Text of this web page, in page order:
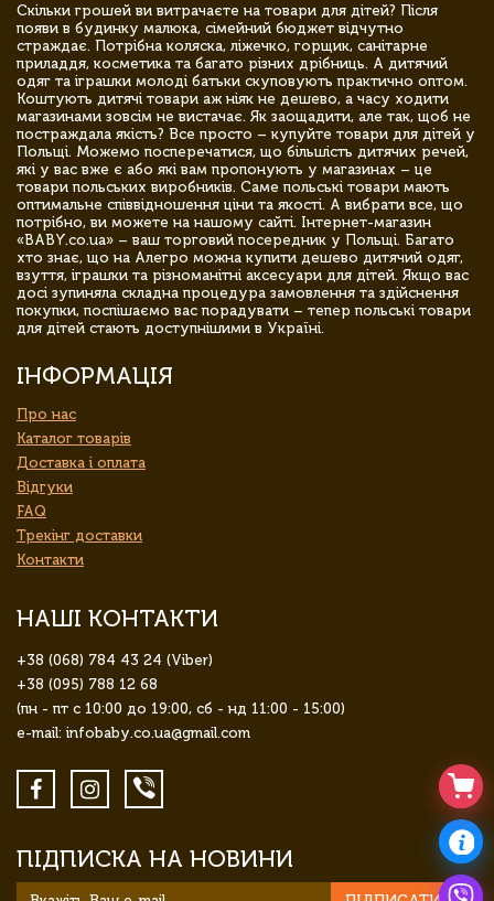
Скільки грошей ви витрачаєте на товари для дітей? Після
появи в будинку малюка, сімейний бюджет відчутно
страждає. Потрібна коляска, ліжечко, горщик, санітарне
приладдя, косметика та багато різних дрібниць. А дитячий
одяг та іграшки молоді батьки скуповують практично оптом.
Коштують дитячі товари аж ніяк не дешево, а часу ходити
магазинами зовсім не вистачає. Як заощадити, але так, щоб не
постраждала якість? Все просто – купуйте товари для дітей у
Польщі. Можемо посперечатися, що більшість дитячих речей,
які у вас вже є або які вам пропонують у магазинах – це
товари польських виробників. Саме польські товари мають
оптимальне співвідношення ціни та якості. А вибрати все, що
потрібно, ви можете на нашому сайті. Інтернет-магазин
«BABY.co.ua» – ваш торговий посередник у Польщі. Багато
хто знає, що на Алегро можна купити дешево дитячий одяг,
взуття, іграшки та різноманітні аксесуари для дітей. Якщо вас
досі зупиняла складна процедура замовлення та здійснення
покупки, поспішаємо вас порадувати – тепер польські товари
для дітей стають доступнішими в Україні.
ІНФОРМАЦІЯ
Про нас
Каталог товарів
Доставка і оплата
Відгуки
FAQ
Трекінг доставки
Контакти
НАШІ КОНТАКТИ
+38 (068) 784 43 24 (Viber)
+38 (095) 788 12 68
(пн - пт с 10:00 до 19:00, сб - нд 11:00 - 15:00)
e-mail: infobaby.co.ua@gmail.com
ПІДПИСКА НА НОВИНИ